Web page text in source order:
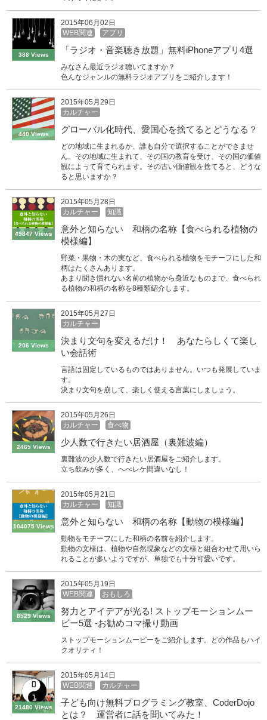
388 Views
2015年06月02日
WEB関連
アプリ
「ラジオ・音楽聴き放題」無料iPhoneアプリ4選
みなさん最近ラジオ聴いてますか？
色んなジャンルの無料ラジオアプリをご紹介します！
440 Views
2015年05月29日
カルチャー
グローバル化時代、愛国心を捨てるとどうなる？
どの地域に生まれるか、誰も自分で選択することができませ
ん。その地域に生まれて、その国の教育を受け、その国の価値
観によって育てられます。その古い価値観を捨てると、どうな
ると思いますか？
49847 Views
2015年05月28日
カルチャー
知識
意外と知らない 和柄の名称【食べられる植物の
模様編】
野菜・果物・木の実など、食べられる植物をモチーフにした和
柄はたくさんあります。
あまり聞き慣れない名前の植物から身近なものまで、食べられ
る植物の和柄の名称を8種類紹介します。
206 Views
2015年05月27日
カルチャー
決まり文句を変えるだけ！ あなたらしくて楽し
い会話術
言語は固定しているものではありません。いつも発展していま
す。
決まり文句を崩して、楽しく使える言葉にしましょう。
2465 Views
2015年05月26日
カルチャー
食べ物
少人数で行きたい居酒屋（裏難波編）
裏難波の少人数で行きたい居酒屋をご紹介します。
立ち飲みが多く、へべレケ間違いなし！
104075 Views
2015年05月21日
カルチャー
知識
意外と知らない 和柄の名称【動物の模様編】
動物をモチーフにした和柄の名前を紹介します。
動物の文様は、植物や自然現象などの文様と組合わせて用いら
れることが多いようですが、単独でも十分可愛いです。
8529 Views
2015年05月19日
WEB関連
おもしろ
努力とアイデアが光る! ストップモーションムー
ビー5選 -お勧めコマ撮り動画
ストップモーションムービーをご紹介します。どの作品もハイ
クオリティ！
21480 Views
2015年05月14日
WEB関連
カルチャー
子ども向け無料プログラミング教室、CoderDojo
とは？ 運営者に話を聞いてみた！